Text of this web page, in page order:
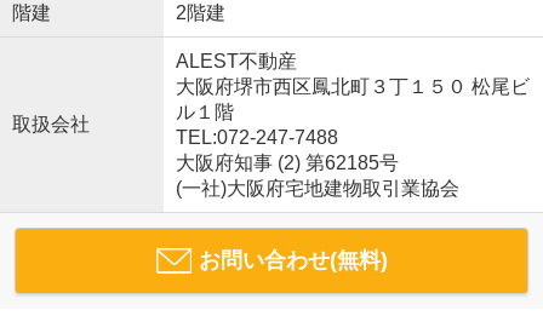
階建 2階建
取扱会社
ALEST不動産
大阪府堺市西区鳳北町３丁１５０ 松尾ビ
ル１階
TEL:072-247-7488
大阪府知事 (2) 第62185号
(一社)大阪府宅地建物取引業協会
お問い合わせ(無料)